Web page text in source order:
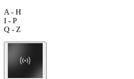
A - H
I - P
Q - Z